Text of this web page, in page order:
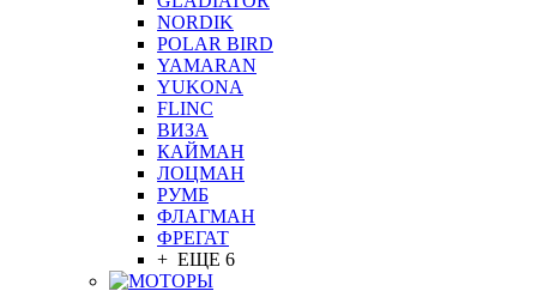
NORDIK
POLAR BIRD
YAMARAN
YUKONA
FLINC
ВИЗА
КАЙМАН
ЛОЦМАН
РУМБ
ФЛАГМАН
ФРЕГАТ
+ ЕЩЕ 6